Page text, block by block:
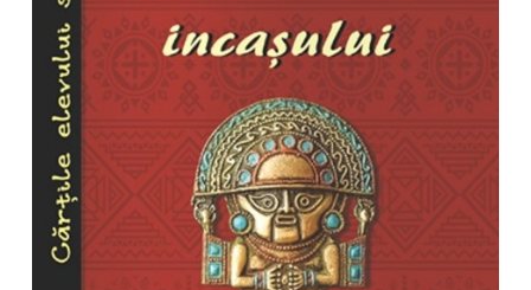
Resurse umane
Vanzari si marketing
Carte scolara
Atlase, dictionare si enciclopedii
Carte prescolara
Carte scolara
Dictionare de limba romana
Ghiduri de conversatie